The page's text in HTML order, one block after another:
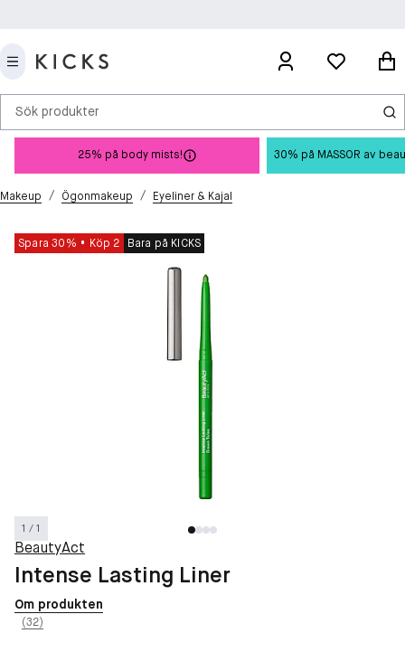
Sök produkter
25% på body mists! 30% på MASSOR av
Makeup / Ögonmakeup / Eyeliner & Kajal
Spara 30% Köp 2 Bara på KICKS
1 / 1
BeautyAct
Intense Lasting Liner
Om produkten
(32)